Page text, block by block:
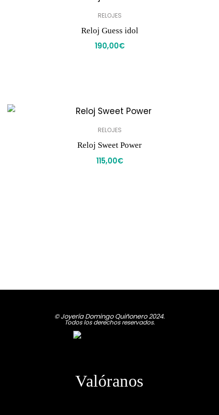
RELOJES
Reloj Guess idol
190,00€
RELOJES
Reloj Sweet Power
115,00€
© Joyería Domingo Quiñonero 2024.
Todos los derechos reservados.
Valóranos